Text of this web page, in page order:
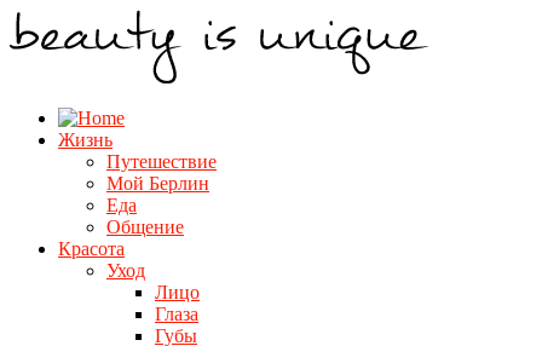
Жизнь
Путешествие
Мой Берлин
Еда
Общение
Красота
Уход
Лицо
Глаза
Губы